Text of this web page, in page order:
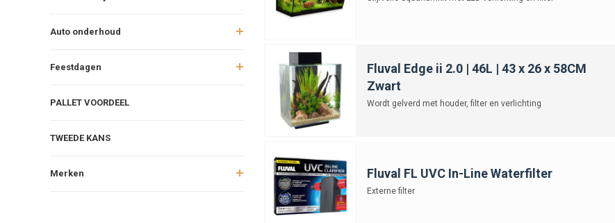
Auto onderhoud
Feestdagen
PALLET VOORDEEL
TWEEDE KANS
Merken
Fluval Edge ii 2.0 | 46L | 43 x 26 x 58CM
Zwart
Wordt gelverd met houder, filter en verlichting
Fluval FL UVC In-Line Waterfilter
Externe filter